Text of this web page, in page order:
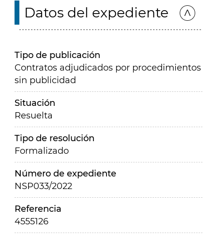
Datos del expediente
Tipo de publicación
Contratos adjudicados por procedimientos
sin publicidad
Situación
Resuelta
Tipo de resolución
Formalizado
Número de expediente
NSP033/2022
Referencia
4555126